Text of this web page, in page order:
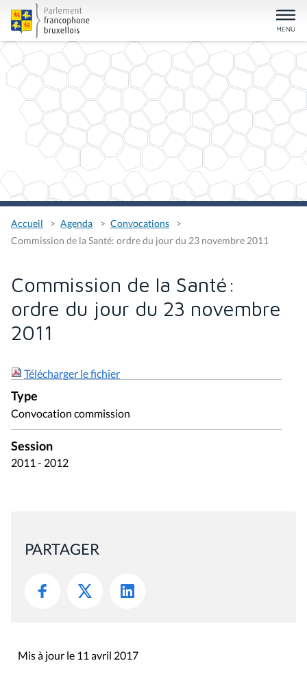
Accueil Agenda
Convocations
Commission de la Santé: ordre du jour du 23 novembre 2011
Commission de la Santé:
ordre du jour du 23 novembre
2011
Télécharger le fichier
Type
Convocation commission
Session
2011 - 2012
PARTAGER
Mis à jour le 11 avril 2017